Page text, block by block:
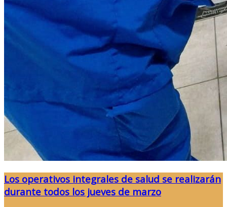
Los operativos integrales de salud se realizarán
durante todos los jueves de marzo